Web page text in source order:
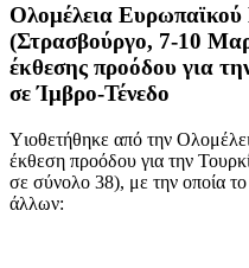
Ολομέλεια Ευρωπαϊκού
(Στρασβούργο, 7-10
έκθεσης προόδου για
σε Ίμβρο-Τένεδο
Yιοθετήθηκε από την
έκθεση προόδου για την
σε σύνολο 38), με την οποία
άλλων: